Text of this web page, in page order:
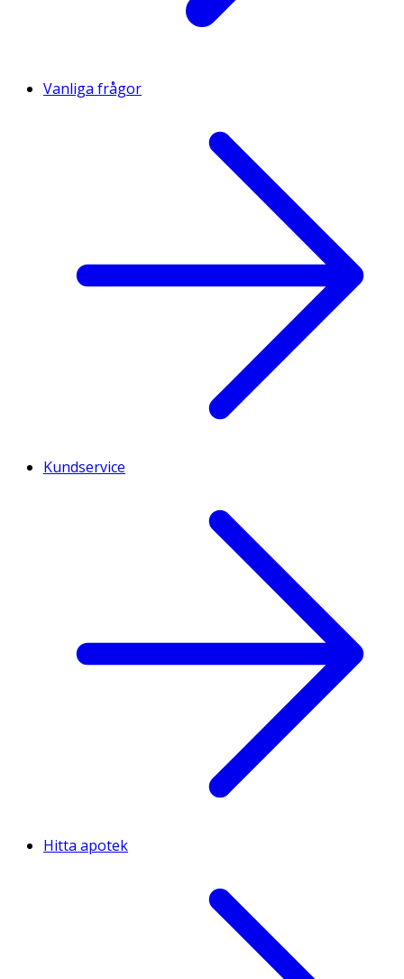
Vanliga frågor
Kundservice
Hitta apotek